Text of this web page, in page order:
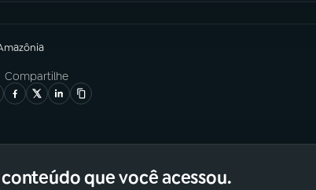
Compartilhe
que você acessou.